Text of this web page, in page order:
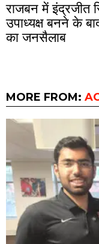
राजबन में इंद्रजीत
उपाध्यक्ष बनने के
का जनसैलाब
MORE FROM: